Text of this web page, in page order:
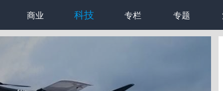
商业 科技 专栏 专题